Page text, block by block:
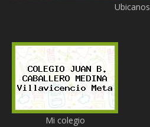
Ubicanos
Mi colegio